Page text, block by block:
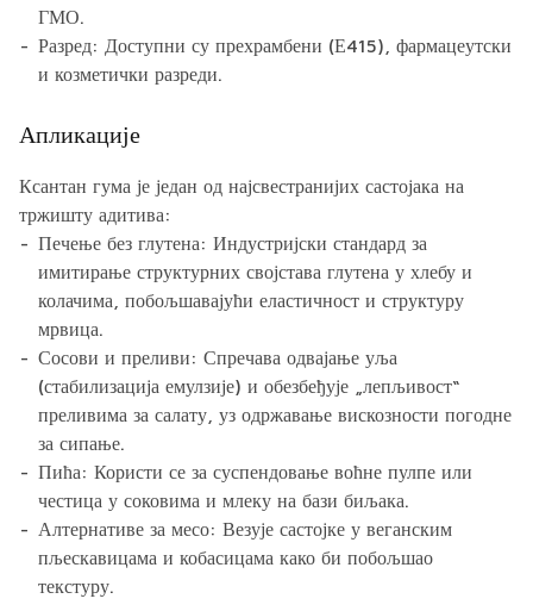
ГМО.
Разред: Доступни су прехрамбени (Е415), фармацеутски
и козметички разреди.
Апликације
Ксантан гума је један од најсвестранијих састојака на
тржишту адитива:
Печење без глутена: Индустријски стандард за
имитирање структурних својстава глутена у хлебу и
колачима, побољшавајући еластичност и структуру
мрвица.
Сосови и преливи: Спречава одвајање уља
(стабилизација емулзије) и обезбеђује „лепљивост“
преливима за салату, уз одржавање вискозности погодне
за сипање.
Пића: Користи се за суспендовање воћне пулпе или
честица у соковима и млеку на бази биљака.
Алтернативе за месо: Везује састојке у веганским
пљескавицама и кобасицама како би побољшао
текстуру.